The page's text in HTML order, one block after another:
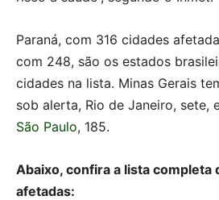
Paraná, com 316 cidades
com 248, são os estados
cidades na lista. Minas Gerais
sob alerta, Rio de Janeiro, sete,
São Paulo, 185.
Abaixo, confira a lista completa
afetadas: